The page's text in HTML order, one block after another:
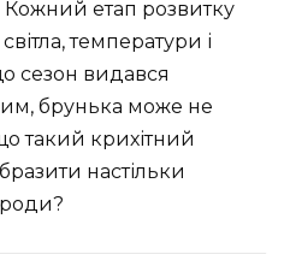
етап розвитку
температури і
сезон видався
брунька може не
такий крихітний
настільки